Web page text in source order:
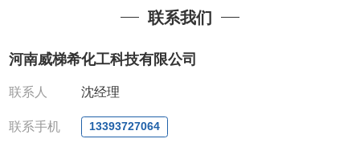
1Mg ; 5Mg;10Mg ;100Mg;250Mg ;500Mg
;1g;2.5g ;5g ;10g可根据客户需求进行分装
作中有用到的试剂,欢迎前来询购
全额退款,并承担所有运费。
QQ:3930072831
联系我们
河南威梯希化工科技有限公司
联系人 沈经理
联系手机 13393727064